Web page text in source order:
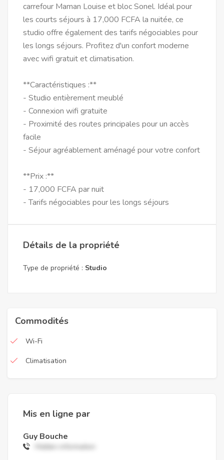
carrefour Maman Louise et bloc Sonel. Idéal pour
les courts séjours à 17,000 FCFA la nuitée, ce
studio offre également des tarifs négociables pour
les longs séjours. Profitez d'un confort moderne
avec wifi gratuit et climatisation.
**Caractéristiques :**
- Studio entièrement meublé
- Connexion wifi gratuite
- Proximité des routes principales pour un accès
facile
- Séjour agréablement aménagé pour votre confort
**Prix :**
- 17,000 FCFA par nuit
- Tarifs négociables pour les longs séjours
Détails de la propriété
Type de propriété : Studio
Commodités
Wi-Fi
Climatisation
Mis en ligne par
Guy Bouche